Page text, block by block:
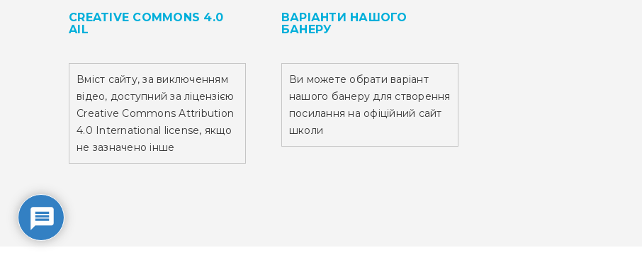
CREATIVE COMMONS 4.0
AIL
Вміст сайту,за виключенням
відео, доступний за ліцензією
Creative Commons Attribution
4.0 International license, якщо
не зазначено інше
ВАРІАНТИ НАШОГО
БАНЕРУ
Ви можете обрати варіант
нашого банеру для створення
посилання на офіційний сайт
школи